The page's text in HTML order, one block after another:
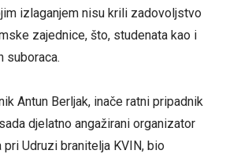
izlaganjem nisu krili zadovoljstvo
zajednice, što, studenata kao i
suboraca.
Antun Berljak, inače ratni pripadnik
djelatno angažirani organizator
Udruzi branitelja KVIN, bio